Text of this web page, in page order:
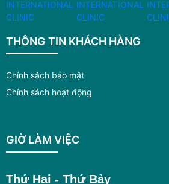
THÔNG TIN KHÁCH HÀNG
Chính sách bảo mật
Chính sách hoạt động
GIỜ LÀM VIỆC
Thứ Hai - Thứ Bảy